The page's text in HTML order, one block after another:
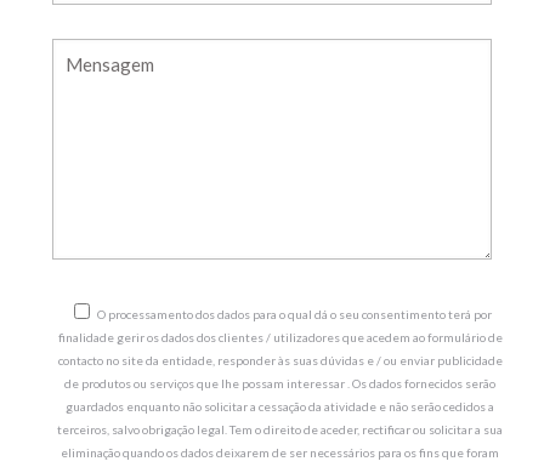
O processamento dos dados para o qual dá o seu consentimento terá por
finalidade gerir os dados dos clientes / utilizadores que acedem ao formulário de
contacto no site da entidade, responder às suas dúvidas e / ou enviar publicidade
de produtos ou serviços que lhe possam interessar . Os dados fornecidos serão
guardados enquanto não solicitar a cessação da atividade e não serão cedidos a
terceiros, salvo obrigação legal. Tem o direito de aceder, rectificar ou solicitar a sua
eliminação quando os dados deixarem de ser necessários para os fins que foram